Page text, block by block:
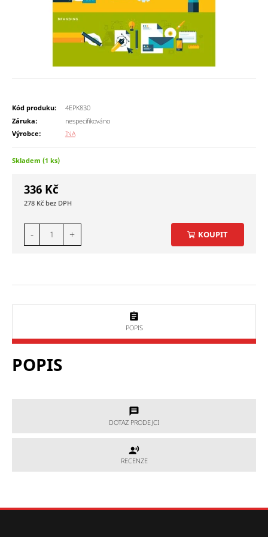
Kód produku:
4EPK830
Záruka:
nespecifikováno
Výrobce:
INA
Skladem (1 ks)
336 Kč
278 Kč
- + KOUPIT
POPIS
POPIS
DOTAZ PRODEJCI
DOTAZ PRODEJCI
Neváhejte se na nás obrátit a my Vám rádi pomůžeme.
RECENZE